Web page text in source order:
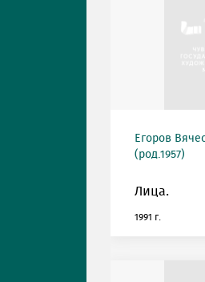
Егоров
(род.1957)
Лица.
1991 г.